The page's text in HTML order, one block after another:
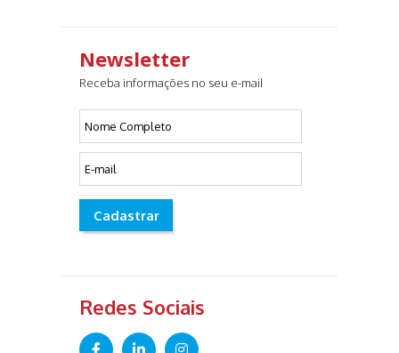
Newsletter
Receba informações no seu e-mail
Cadastrar
Redes Sociais